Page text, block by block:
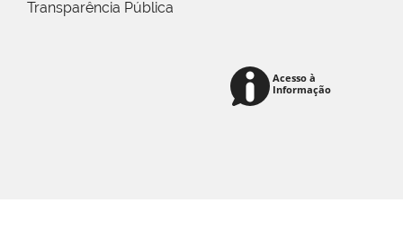
Transparência Pública